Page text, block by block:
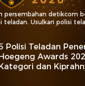
persembahan detikcom
teladan. Usulkan polisi
Polisi Teladan
Awards
dan